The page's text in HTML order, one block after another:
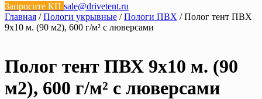
Запросите КП sale@drivetent.ru
Главная /Пологи укрывные /Пологи ПВХ / Полог тент ПВХ
9х10 м. (90 м2), 600 г/м² с люверсами
Полог тент ПВХ 9х10 м. (90
м2), 600 г/м² с люверсами